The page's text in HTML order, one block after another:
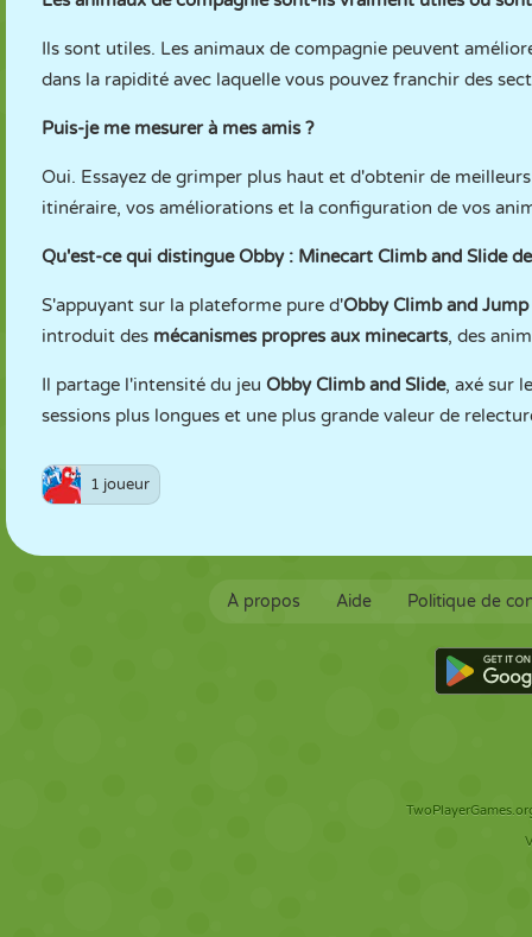
Ils sont utiles. Les animaux de compagnie peuvent
dans la rapidité avec laquelle vous pouvez franchir des
Puis-je me mesurer à mes amis ?
Oui. Essayez de grimper plus haut et d'obtenir de
itinéraire, vos améliorations et la configuration de vos
Qu'est-ce qui distingue Obby : Minecart Climb and Slide
S'appuyant sur la plateforme pure d'Obby Climb and Jump
introduit des mécanismes propres aux minecarts, des
Il partage l'intensité du jeu Obby Climb and Slide, axé sur
sessions plus longues et une plus grande valeur de
1 joueur
À propos Aide Politique de